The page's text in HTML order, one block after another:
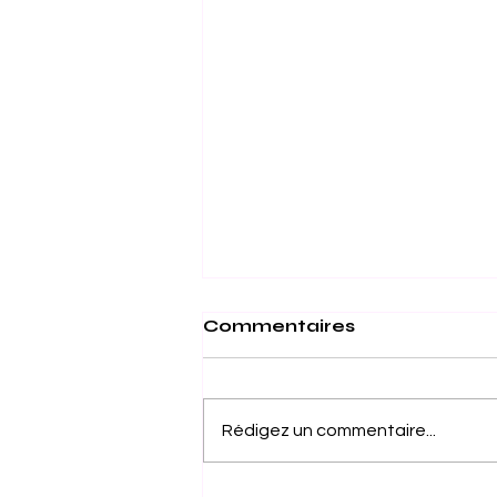
Commentaires
Rédigez un commentaire...